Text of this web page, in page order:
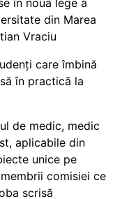
din Marea
Vraciu
care îmbină
în practică la
de medic, medic
aplicabile din
unice pe
comisiei ce
scrisă